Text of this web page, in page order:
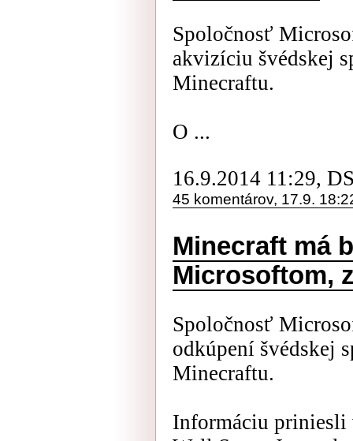
Spoločnosť
akvizíciu švédskej
Minecraftu.
O ...
16.9.2014 11:29,
45 komentárov, 17.9.
Minecraft má
Microsoftom,
Spoločnosť
odkúpení švédskej
Minecraftu.
Informáciu priniesli